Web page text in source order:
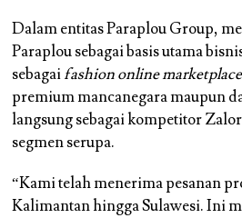
Dalam entitas Paraplou Group,
Paraplou sebagai basis utama
sebagaifashion online marketplace
premium mancanegara maupun
langsung sebagai kompetitor
segmen serupa.
“Kami telah menerima pesanan
Kalimantan hingga Sulawesi. Ini